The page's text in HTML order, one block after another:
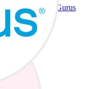
CarGurus